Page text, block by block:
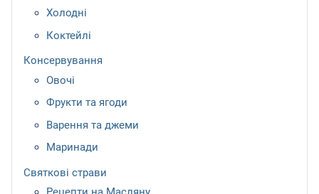
Холодні
Коктейлі
Консервування
Овочі
Фрукти та ягоди
Варення та джеми
Маринади
Святкові страви